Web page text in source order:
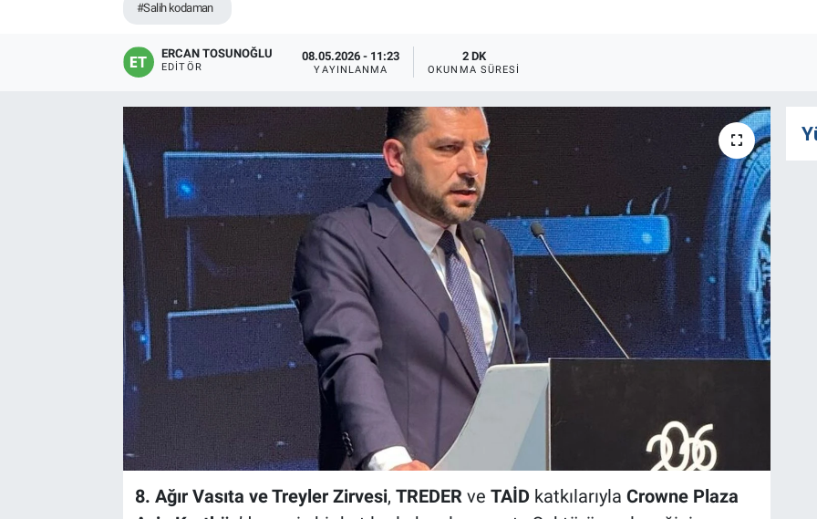
#Salih kodaman
ERCAN TOSUNOĞLU
EDITÖR
08.05.2026 - 11:23
YAYINLANMA
2 DK
OKUNMA SÜRESI
8. Ağır Vasıta ve Treyler Zirvesi, TREDERve TAİDkatkılarıyla Crowne Plaza